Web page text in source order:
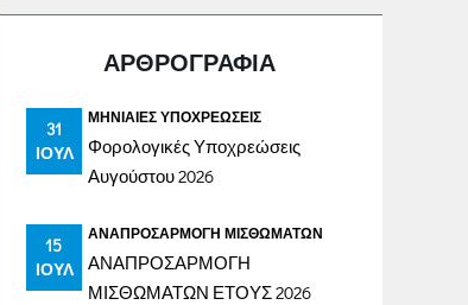
ΑΡΘΡΟΓΡΑΦΙΑ
31
ΙΟΎΛ
ΜΗΝΙΑΊΕΣ ΥΠΟΧΡΕΏΣΕΙΣ
Φορολογικές Υποχρεώσεις
Αυγούστου 2026
15
ΙΟΎΛ
ΑΝΑΠΡΟΣΑΡΜΟΓΉ ΜΙΣΘΩΜΆΤΩΝ
ΑΝΑΠΡΟΣΑΡΜΟΓΗ
ΜΙΣΘΩΜΑΤΩΝ ΕΤΟΥΣ 2026